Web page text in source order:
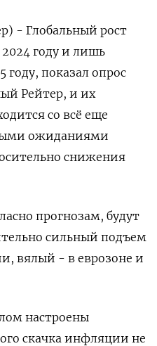
- Глобальный рост
году и лишь
году, показал опрос
Рейтер, и их
со всё еще
ожиданиями
снижения
прогнозам, будут
сильный подъем
вялый - в еврозоне и
настроены
скачка инфляции не